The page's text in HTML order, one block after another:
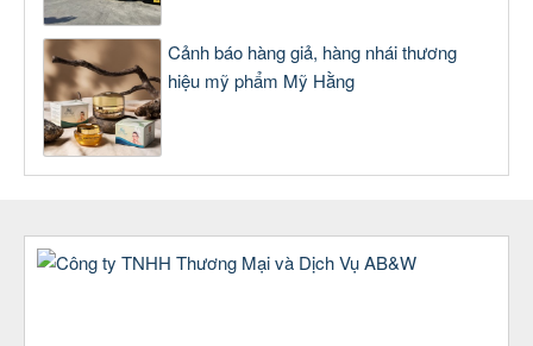
Cảnh báo hàng giả, hàng nhái thương
hiệu mỹ phẩm Mỹ Hằng